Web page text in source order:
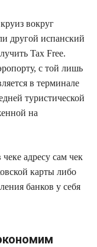
вокруг
другой испанский
Tax Free.
с той лишь
в терминале
туристической
на
адресу сам чек
карты либо
банков у себя